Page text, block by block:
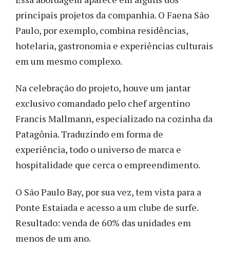
principais projetos da companhia. O Faena São
Paulo, por exemplo, combina residências,
hotelaria, gastronomia e experiências culturais
em um mesmo complexo.
Na celebração do projeto, houve um jantar
exclusivo comandado pelo chef argentino
Francis Mallmann, especializado na cozinha da
Patagônia. Traduzindo em forma de
experiência, todo o universo de marca e
hospitalidade que cerca o empreendimento.
O São Paulo Bay, por sua vez, tem vista para a
Ponte Estaiada e acesso a um clube de surfe.
Resultado: venda de 60% das unidades em
menos de um ano.